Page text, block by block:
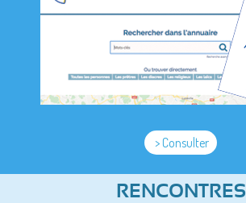
> Consulter
RENCONTRES